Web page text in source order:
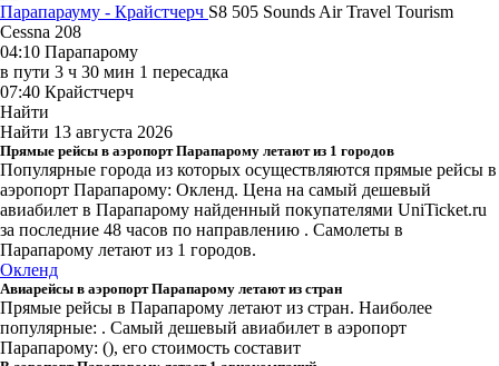
Парапарауму - Крайстчерч S8 505 Sounds Air Travel Tourism
Cessna 208
04:10 Парапарому
в пути 3 ч 30 мин 1 пересадка
07:40 Крайстчерч
Найти
Найти 13 августа 2026
Прямые рейсы в аэропорт Парапарому летают из 1 городов
Популярные города из которых осуществляются прямые рейсы в
аэропорт Парапарому: Окленд. Цена на самый дешевый
авиабилет в Парапарому найденный покупателями UniTicket.ru
за последние 48 часов по направлению . Самолеты в
Парапарому летают из 1 городов.
Окленд
Авиарейсы в аэропорт Парапарому летают из стран
Прямые рейсы в Парапарому летают из стран. Наиболее
популярные: . Самый дешевый авиабилет в аэропорт
Парапарому: (), его стоимость составит